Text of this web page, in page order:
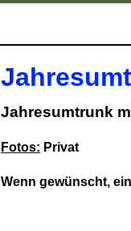
Jahresumtrunk
Fotos: Privat
Wenn gewünscht,